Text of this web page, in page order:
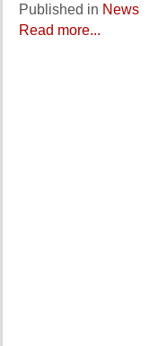
Published in News
Read more...